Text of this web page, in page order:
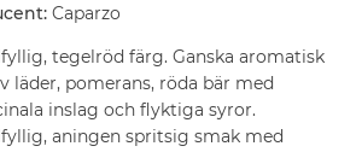
Caparzo
tegelröd färg. Ganska aromatisk
läder, pomerans, röda bär med
inslag och flyktiga syror.
aningen spritsig smak med